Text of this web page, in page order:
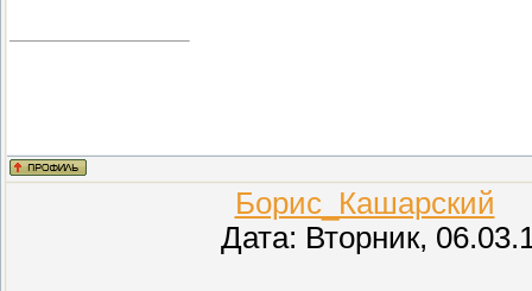
Борис_Кашарский
Дата: Вторник,